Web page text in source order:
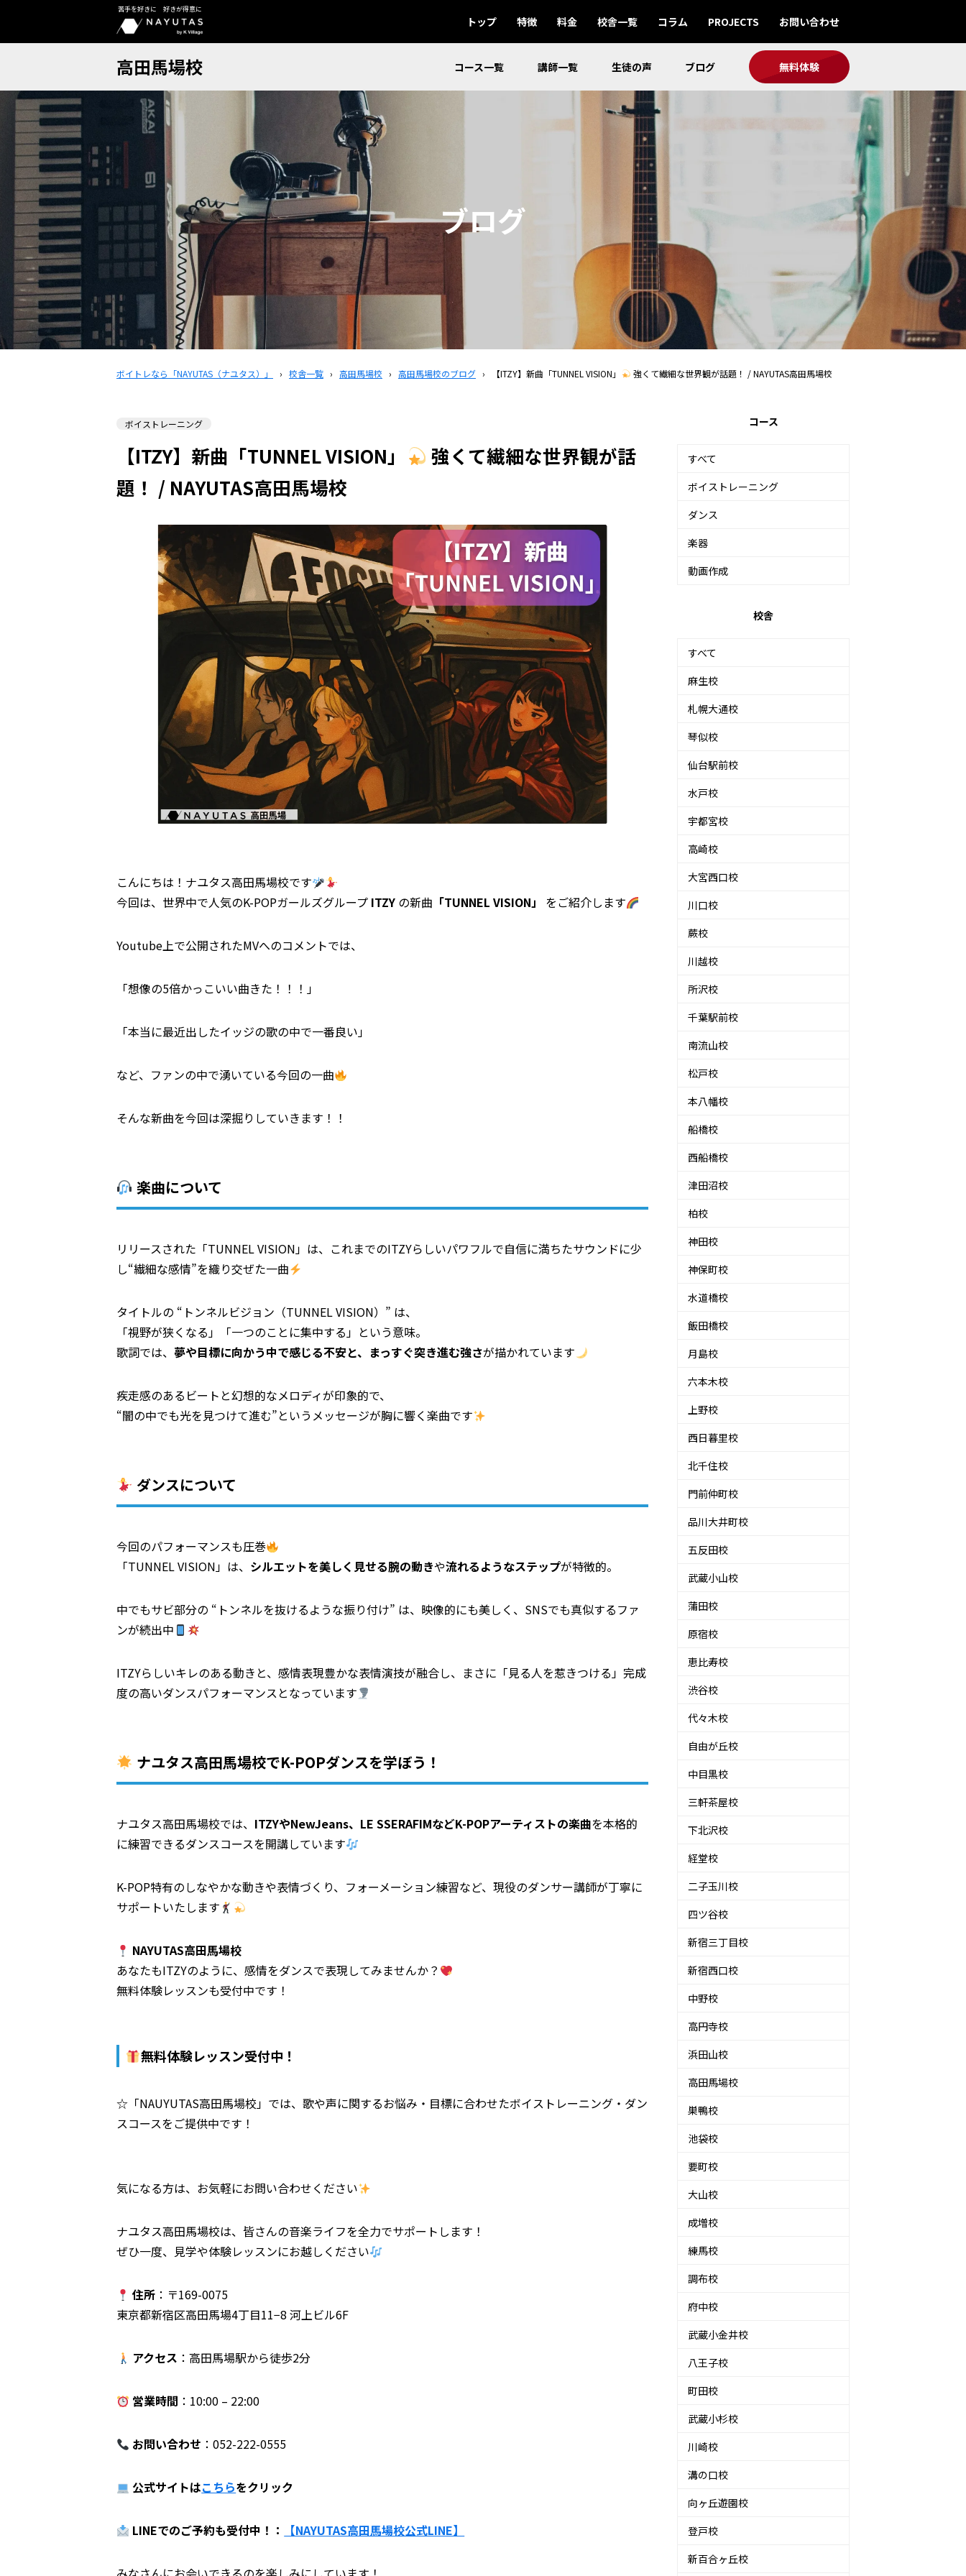
苦手を好きに 好きが得意に
トップ 特徴 料金 校舎一覧 コラム PROJECTS お問い合わせ
高田馬場校 コース一覧 講師一覧 生徒の声 ブログ 無料体験
ブログ
ボイトレなら「NAYUTAS（ナユタス）」 › 校舎一覧 › 高田馬場校 › 高田馬場校のブログ › 【ITZY】新曲「TUNNEL VISION」 強くて繊細な世界観が話題！ / NAYUTAS高田馬場校
ボイストレーニング
【ITZY】新曲「TUNNEL VISION」
強くて繊細な世界観が話
題！ / NAYUTAS高田馬場校
こんにちは！ナユタス高田馬場校です
今回は、世界中で人気のK-POPガールズグループ ITZY の新曲 「TUNNEL VISION」 をご紹介します
Youtube上で公開されたMVへのコメントでは、
「想像の5倍かっこいい曲きた！！！」
「本当に最近出したイッジの歌の中で一番良い」
など、ファンの中で湧いている今回の一曲
そんな新曲を今回は深掘りしていきます！！
楽曲について
リリースされた「TUNNEL VISION」は、これまでのITZYらしいパワフルで自信に満ちたサウンドに少
し“繊細な感情”を織り交ぜた一曲
タイトルの “トンネルビジョン（TUNNEL VISION）” は、
「視野が狭くなる」「一つのことに集中する」という意味。
歌詞では、 夢や目標に向かう中で感じる不安と、まっすぐ突き進む強さが描かれています
疾走感のあるビートと幻想的なメロディが印象的で、
“闇の中でも光を見つけて進む”というメッセージが胸に響く楽曲です
ダンスについて
今回のパフォーマンスも圧巻
「TUNNEL VISION」は、 シルエットを美しく見せる腕の動きや流れるようなステップが特徴的。
中でもサビ部分の “トンネルを抜けるような振り付け” は、映像的にも美しく、SNSでも真似するファ
ンが続出中
ITZYらしいキレのある動きと、感情表現豊かな表情演技が融合し、まさに「見る人を惹きつける」完成
度の高いダンスパフォーマンスとなっています
ナユタス高田馬場校でK-POPダンスを学ぼう！
ナユタス高田馬場校では、 ITZYやNewJeans、LE SSERAFIMなどK-POPアーティストの楽曲を本格的
に練習できるダンスコースを開講しています
K-POP特有のしなやかな動きや表情づくり、フォーメーション練習など、現役のダンサー講師が丁寧に
サポートいたします
NAYUTAS高田馬場校
あなたもITZYのように、感情をダンスで表現してみませんか？
無料体験レッスンも受付中です！
無料体験レッスン受付中！
☆「NAUYUTAS高田馬場校」では、歌や声に関するお悩み・目標に合わせたボイストレーニング・ダン
スコースをご提供中です！
気になる方は、お気軽にお問い合わせください
ナユタス高田馬場校は、皆さんの音楽ライフを全力でサポートします！
ぜひ一度、見学や体験レッスンにお越しください
住所 ：〒169-0075
東京都新宿区高田馬場4丁目11−8 河上ビル6F
アクセス ：高田馬場駅から徒歩2分
営業時間 ：10:00 – 22:00
お問い合わせ ：052-222-0555
公式サイトはこちらをクリック
LINEでのご予約も受付中！： 【NAYUTAS高田馬場校公式LINE】
コース
すべて
ボイストレーニング
ダンス
楽器
動画作成
校舎
すべて
麻生校
札幌大通校
琴似校
仙台駅前校
水戸校
宇都宮校
高崎校
大宮西口校
川口校
蕨校
川越校
所沢校
千葉駅前校
南流山校
松戸校
本八幡校
船橋校
西船橋校
津田沼校
柏校
神田校
神保町校
水道橋校
飯田橋校
月島校
六本木校
上野校
西日暮里校
北千住校
門前仲町校
品川大井町校
五反田校
武蔵小山校
蒲田校
原宿校
恵比寿校
渋谷校
代々木校
自由が丘校
中目黒校
三軒茶屋校
下北沢校
経堂校
二子玉川校
四ツ谷校
新宿三丁目校
新宿西口校
中野校
高円寺校
浜田山校
高田馬場校
巣鴨校
池袋校
要町校
大山校
成増校
練馬校
調布校
府中校
武蔵小金井校
八王子校
町田校
武蔵小杉校
川崎校
溝の口校
向ヶ丘遊園校
登戸校
新百合ヶ丘校